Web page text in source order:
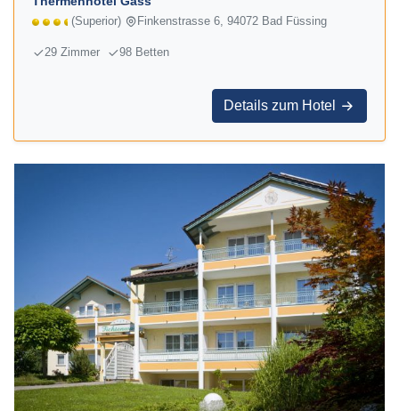
(Superior) Finkenstrasse 6, 94072 Bad Füssing
29 Zimmer 98 Betten
Details zum Hotel